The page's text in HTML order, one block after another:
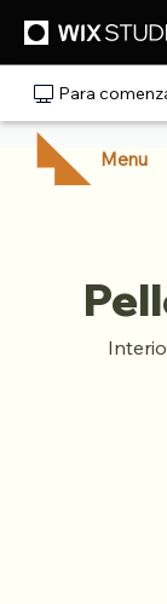
Para